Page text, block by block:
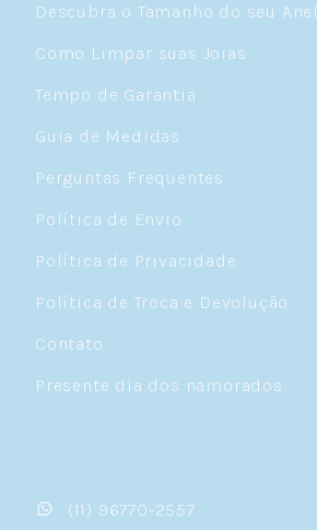
Descubra o Tamanho do seu Anel
Como Limpar suas Joias
Tempo de Garantia
Guia de Medidas
Perguntas Frequentes
Política de Envio
Política de Privacidade
Política de Troca e Devolução
Contato
Presente dia dos namorados
(11) 96770-2557